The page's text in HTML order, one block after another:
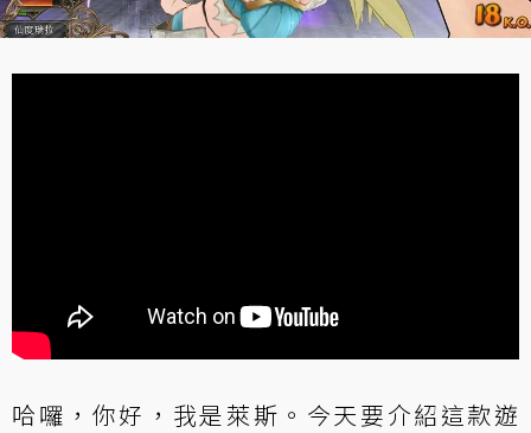
哈囉，你好，我是萊斯。今天要介紹這款遊